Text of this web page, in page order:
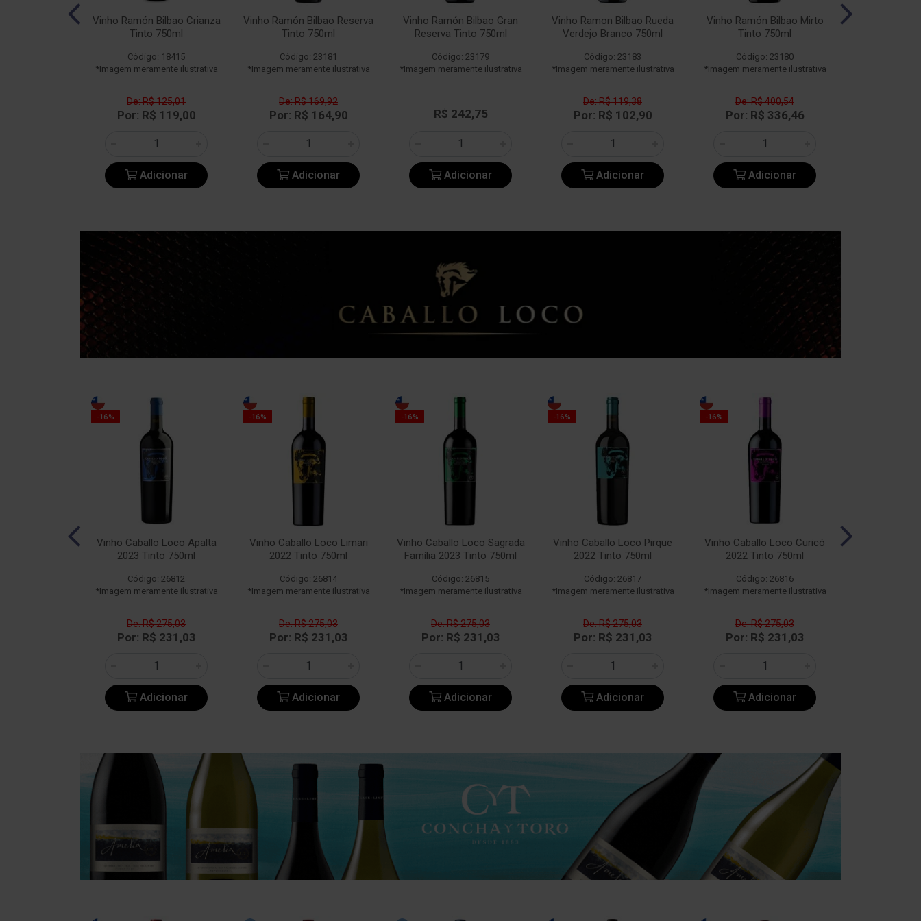
Vinho Ramón Bilbao Crianza
Tinto 750ml
Código: 18415
*Imagem meramente ilustrativa
De: R$ 125,01
Por: R$ 119,00
Adicionar
Vinho Ramón Bilbao Reserva
Tinto 750ml
Código: 23181
*Imagem meramente ilustrativa
De: R$ 169,92
Por: R$ 164,90
Adicionar
Vinho Ramón Bilbao Gran
Reserva Tinto 750ml
Código: 23179
*Imagem meramente ilustrativa
R$ 242,75
Adicionar
Vinho Ramon Bilbao Rueda
Verdejo Branco 750ml
Código: 23183
*Imagem meramente ilustrativa
De: R$ 119,38
Por: R$ 102,90
Adicionar
Vinho Ramón Bilbao Mirto
Tinto 750ml
Código: 23180
*Imagem meramente ilustrativa
De: R$ 400,54
Por: R$ 336,46
Adicionar
-16%
Vinho Caballo Loco Apalta
2023 Tinto 750ml
Código: 26812
*Imagem meramente ilustrativa
De: R$ 275,03
Por: R$ 231,03
Adicionar
-16%
Vinho Caballo Loco Limari
2022 Tinto 750ml
Código: 26814
*Imagem meramente ilustrativa
De: R$ 275,03
Por: R$ 231,03
Adicionar
-16%
Vinho Caballo Loco Sagrada
Família 2023 Tinto 750ml
Código: 26815
*Imagem meramente ilustrativa
De: R$ 275,03
Por: R$ 231,03
Adicionar
-16%
Vinho Caballo Loco Pirque
2022 Tinto 750ml
Código: 26817
*Imagem meramente ilustrativa
De: R$ 275,03
Por: R$ 231,03
Adicionar
-16%
Vinho Caballo Loco Curicó
2022 Tinto 750ml
Código: 26816
*Imagem meramente ilustrativa
De: R$ 275,03
Por: R$ 231,03
Adicionar